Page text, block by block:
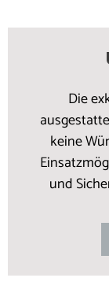
Die
keine
und